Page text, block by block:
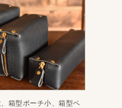
箱型ポーチ小、箱型ペ